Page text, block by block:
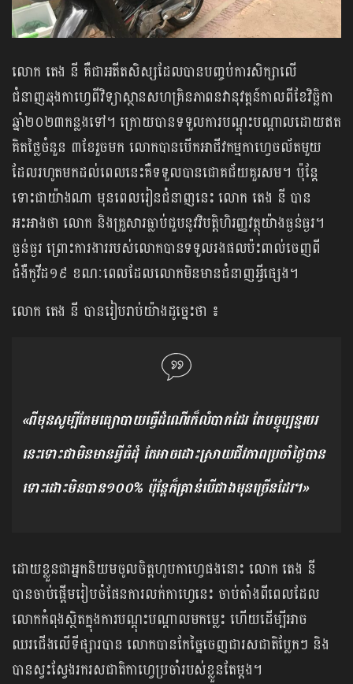
លោក តេង នី គឺជាអតីតសិស្សដែលបានបញ្ចប់ការសិក្សាលើ
ជំនាញឆុងកាហ្វេពីវិទ្យាស្ថាន​សហគ្រិន​ភាពនវានុវត្តន៍កាលពីខែវិច្ឆិកា
ឆ្នាំ២០២៣កន្លងទៅ។ ក្រោយបានទទួលការបណ្ដុះបណ្ដាលដោយឥត
គិតថ្លៃចំនួន ៣ខែរួចមក លោកបានបើកអាជីវកម្មកាហ្វេចល័តមួយ
ដែលរហូតមកដល់ពេលនេះគឺទទួលបានជោគជ័យគួរសម។ ប៉ុន្តែ
ទោះជាយ៉ាងណា​ មុនពេលរៀនជំនាញនេះ លោក តេង នី បាន
អះអាងថា លោក និងគ្រួសារធ្លាប់ជួបនូវវិបត្តិហិរញ្ញវត្ថុយ៉ាងធ្ងន់ធ្ងរ។
ធ្ងន់ធ្ងរ ព្រោះការងាររបស់លោកបានទទួលរងផលប៉ះពាល់​ចេញពី
ជំងឺកូវីដ១៩ ខណៈពេលដែលលោកមិនមានជំនាញអ្វីផ្សេង។
លោក តេង នី បានរៀបរាប់យ៉ាងដូច្នេះថា ៖
«ពីមុនសូម្បីតែមធ្យោបាយធ្វើដំណើរក៏លំបាកដែរ តែបច្ចុប្បន្នរបរ
នេះទោះជាមិនមានអ្វីធំដុំ តែអាចដោះស្រាយជីវភាពប្រចាំថ្ងៃបាន​
ទោះដោះ​មិនបាន១០០% ប៉ុន្តែក៏គ្រាន់បើជាងមុនច្រើនដែរ។»
ដោយខ្លួនជាអ្នកនិយមចូលចិត្តហូបកាហ្វេផងនោះ លោក តេង នី
បានចាប់ផ្ដើមរៀបចំផែនការលក់កាហ្វេនេះ ចាប់តាំងពីពេលដែល
លោកកំពុងស្ថិតក្នុងការបណ្ដុះបណ្ដាលមកម្លេះ ហើយដើម្បី​អាច
ឈរជើងលើទីផ្សារបាន លោកបានកែច្នៃចេញជារសជាតិប្លែកៗ និង
បានស្វះស្វែងរករសជាតិ​កាហ្វេប្រចាំរបស់ខ្លួនតែម្ដង។